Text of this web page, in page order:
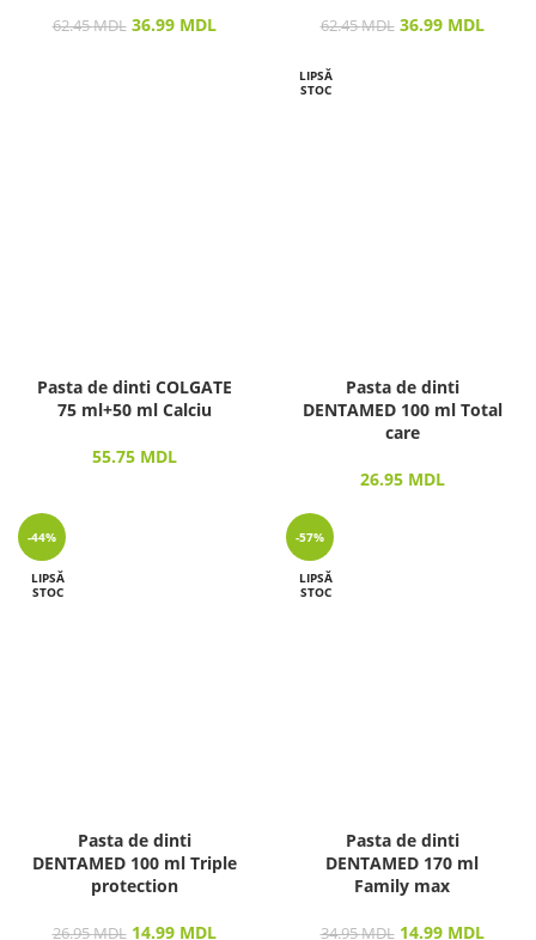
62.45MDL 36.99 MDL 62.45MDL 36.99 MDL
Pasta de dinti COLGATE
75 ml+50 ml Calciu
55.75 MDL
LIPSĂ
STOC
Pasta de dinti
DENTAMED 100 ml Total
сare
26.95 MDL
-44%
LIPSĂ
STOC
Pasta de dinti
DENTAMED 100 ml Triple
protection
26.95MDL 14.99 MDL
-57%
LIPSĂ
STOC
Pasta de dinti
DENTAMED 170 ml
Family max
34.95MDL 14.99 MDL